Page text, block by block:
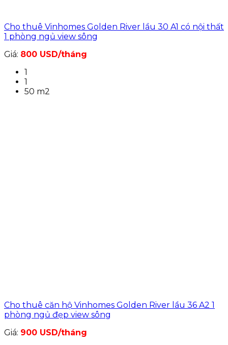
Cho thuê Vinhomes Golden River lầu 30 A1 có nội thất
1 phòng ngủ view sông
Giá: 800 USD/tháng
1
1
50 m2
Cho thuê căn hộ Vinhomes Golden River lầu 36 A2 1
phòng ngủ đẹp view sông
Giá: 900 USD/tháng